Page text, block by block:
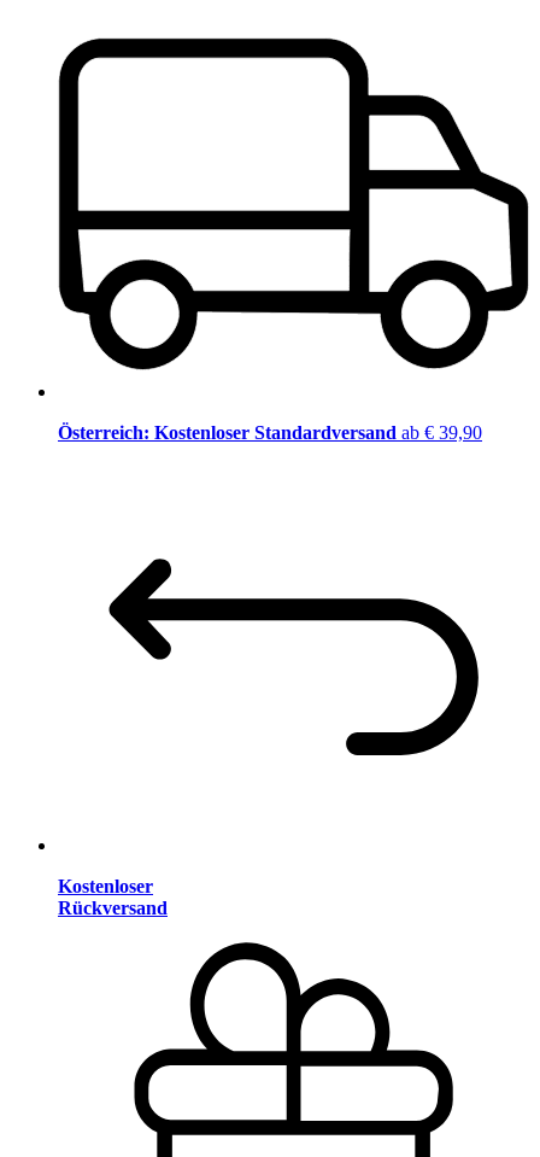
Österreich: Kostenloser Standardversand ab € 39,90
Kostenloser
Rückversand